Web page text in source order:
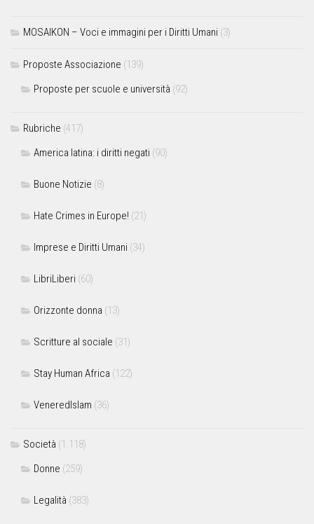
MOSAIKON – Voci e immagini per i Diritti Umani (3)
Proposte Associazione (139)
Proposte per scuole e università (92)
Rubriche (417)
America latina: i diritti negati (90)
Buone Notizie (8)
Hate Crimes in Europe! (21)
Imprese e Diritti Umani (34)
LibriLiberi (60)
Orizzonte donna (13)
Scritture al sociale (31)
Stay Human Africa (122)
VeneredIslam (36)
Società (1.118)
Donne (259)
Legalità (383)